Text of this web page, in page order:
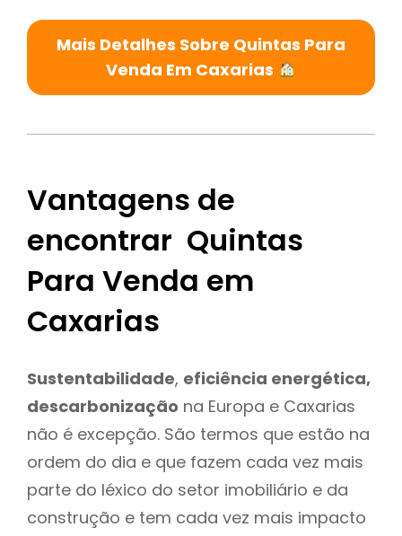
Mais Detalhes Sobre Quintas Para
Venda Em Caxarias
Vantagens de
encontrar Quintas
Para Venda em
Caxarias
Sustentabilidade, eficiência energética,
descarbonização na Europa e Caxarias
não é excepção. São termos que estão na
ordem do dia e que fazem cada vez mais
parte do léxico do setor imobiliário e da
construção e tem cada vez mais impacto